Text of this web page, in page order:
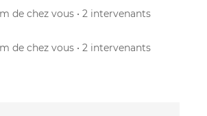
de chez vous • 2 intervenants
de chez vous • 2 intervenants